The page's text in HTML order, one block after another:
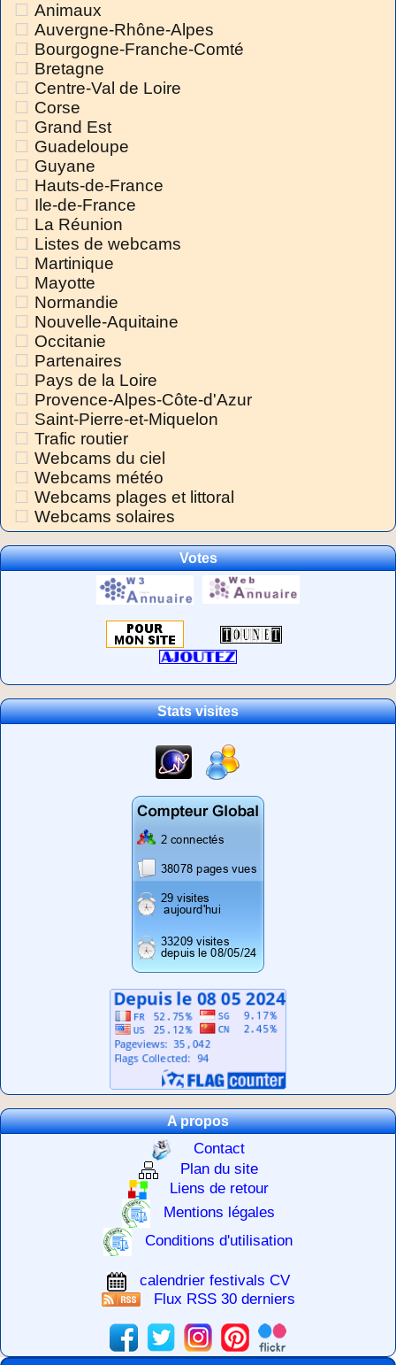
Animaux
Auvergne-Rhône-Alpes
Bourgogne-Franche-Comté
Bretagne
Centre-Val de Loire
Corse
Grand Est
Guadeloupe
Guyane
Hauts-de-France
Ile-de-France
La Réunion
Listes de webcams
Martinique
Mayotte
Normandie
Nouvelle-Aquitaine
Occitanie
Partenaires
Pays de la Loire
Provence-Alpes-Côte-d'Azur
Saint-Pierre-et-Miquelon
Trafic routier
Webcams du ciel
Webcams météo
Webcams plages et littoral
Webcams solaires
Votes
Stats visites
A propos
Contact
Plan du site
Liens de retour
Mentions légales
Conditions d'utilisation
calendrier festivals CV
Flux RSS 30 derniers